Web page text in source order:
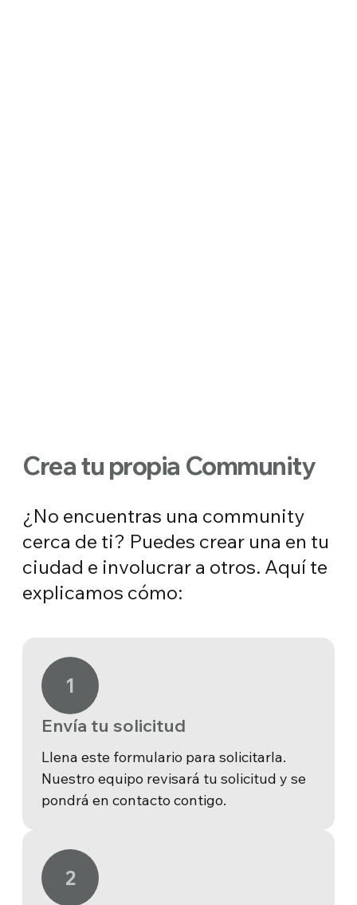
Crea tu propia Community
¿No encuentras una community
cerca de ti? Puedes crear una en tu
ciudad e involucrar a otros. Aquí te
explicamos cómo:
1
Envía tu solicitud
Llena este formulario para solicitarla.
Nuestro equipo revisará tu solicitud y se
pondrá en contacto contigo.
2